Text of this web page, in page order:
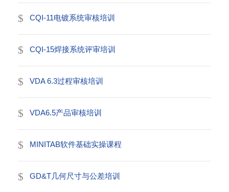
CQI-11电镀系统审核培训
CQI-15焊接系统评审培训
VDA 6.3过程审核培训
VDA6.5产品审核培训
MINITAB软件基础实操课程
GD&T几何尺寸与公差培训